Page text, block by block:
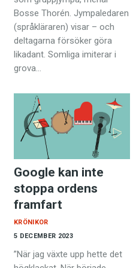
Bosse Thorén. Jympaledaren
(språkläraren) visar – och
deltagarna försöker göra
likadant. Somliga imiterar i
grova…
Google kan inte
stoppa ordens
framfart
5 DECEMBER 2023
KRÖNIKOR
”När jag växte upp hette det